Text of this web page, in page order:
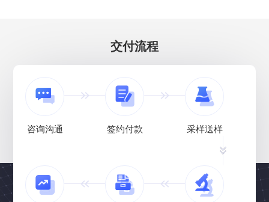
交付流程
咨询沟通 签约付款 采样送样